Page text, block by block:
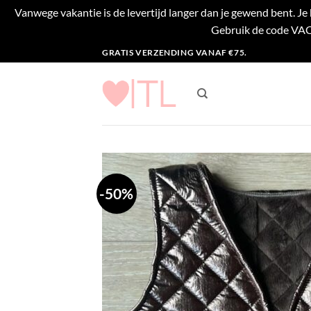
Vanwege vakantie is de levertijd langer dan je gewend bent.
Gebruik de code
naar
GRATIS VERZENDING VANAF €75.
-50%